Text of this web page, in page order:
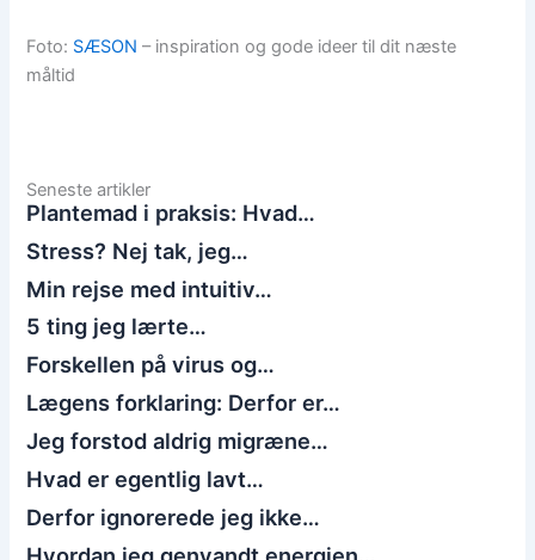
Foto: SÆSON – inspiration og gode ideer til dit næste
måltid
Seneste artikler
Plantemad i praksis: Hvad…
Stress? Nej tak, jeg…
Min rejse med intuitiv…
5 ting jeg lærte…
Forskellen på virus og…
Lægens forklaring: Derfor er…
Jeg forstod aldrig migræne…
Hvad er egentlig lavt…
Derfor ignorerede jeg ikke…